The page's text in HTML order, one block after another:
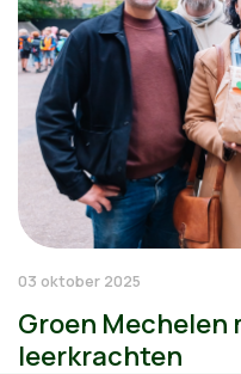
03 oktober 2025
Groen Mechelen
leerkrachten